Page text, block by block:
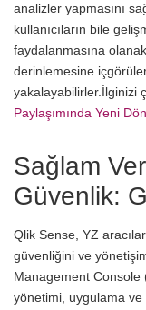
analizler yapmasını
kullanıcıların bile
faydalanmasına
derinlemesine
yakalayabilirler. İlginizi
Paylaşımında Yeni
Sağlam
Güvenlik:
Qlik Sense, YZ
güvenliğini ve
Management Console
yönetimi, uygulama ve